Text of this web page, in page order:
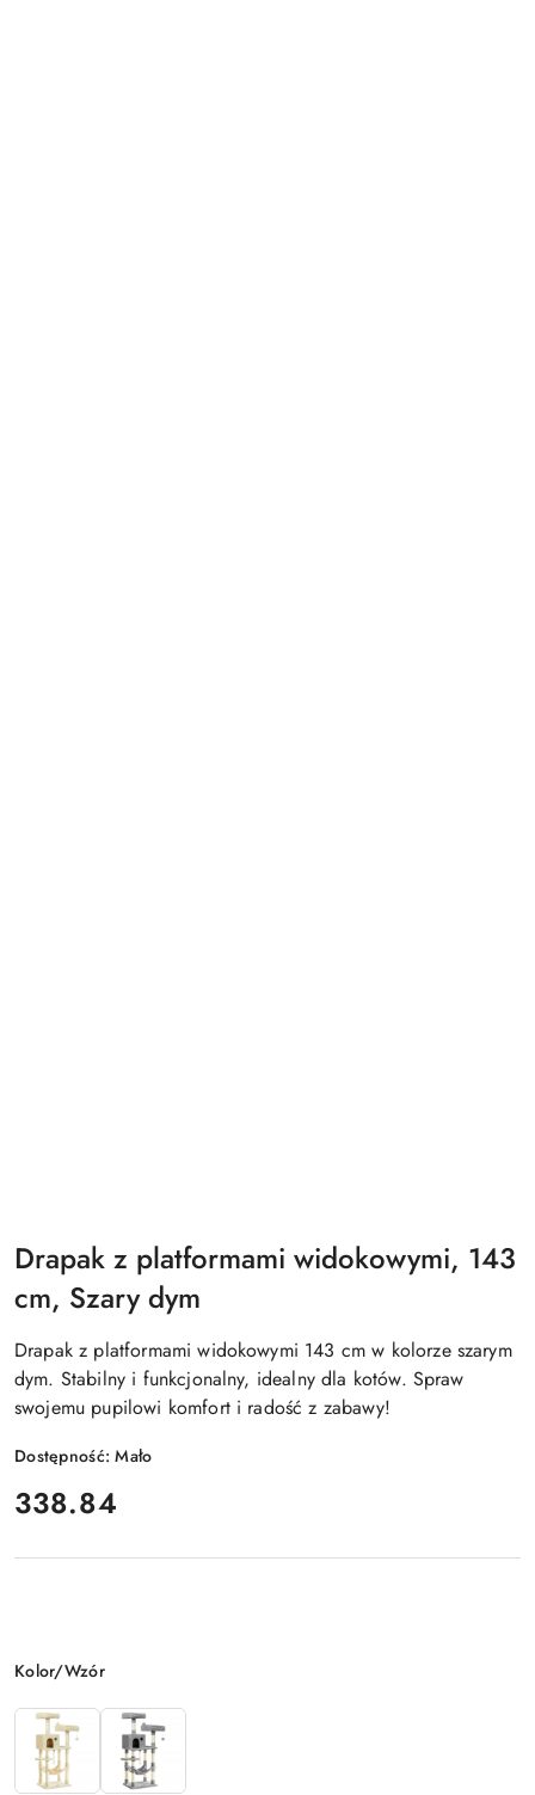
Drapak z platformami widokowymi, 143
cm, Szary dym
Drapak z platformami widokowymi 143 cm w kolorze szarym
dym. Stabilny i funkcjonalny, idealny dla kotów. Spraw
swojemu pupilowi komfort i radość z zabawy!
Dostępność:Mało
cena:
338.84
Wariant
Kolor/Wzór